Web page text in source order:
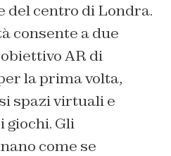
del centro di Londra.
consente a due
AR di
la prima volta,
spazi virtuali e
giochi. Gli
come se